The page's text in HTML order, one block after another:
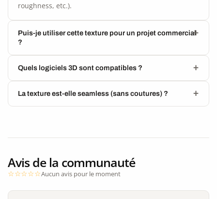
roughness, etc.).
Puis-je utiliser cette texture pour un projet commercial
?
Quels logiciels 3D sont compatibles ?
La texture est-elle seamless (sans coutures) ?
Avis de la communauté
Aucun avis pour le moment